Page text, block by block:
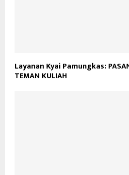
Layanan Kyai Pamungkas:
TEMAN KULIAH